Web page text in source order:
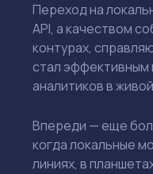
Переход на
API, а качеством
контурах,
стал эффективным
аналитиков в
Впереди — еще
когда локальные
линиях, в